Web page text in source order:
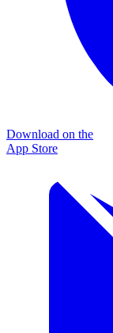
Download on the
App Store